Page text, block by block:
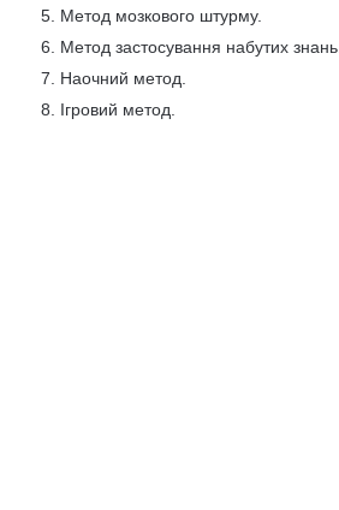
Метод мозкового штурму.
Метод застосування набутих знань.
Наочний метод.
Ігровий метод.